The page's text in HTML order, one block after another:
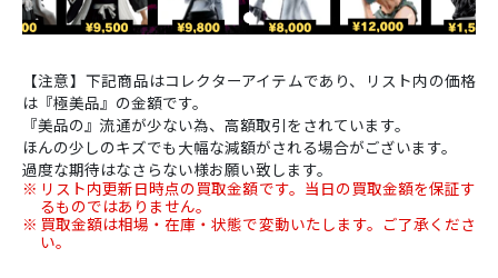
【注意】下記商品はコレクターアイテムであり、リスト内の価格
は『極美品』の金額です。
『美品の』流通が少ない為、高額取引をされています。
ほんの少しのキズでも大幅な減額がされる場合がございます。
過度な期待はなさらない様お願い致します。
リスト内更新日時点の買取金額です。当日の買取金額を保証す
るものではありません。
買取金額は相場・在庫・状態で変動いたします。ご了承くださ
い。